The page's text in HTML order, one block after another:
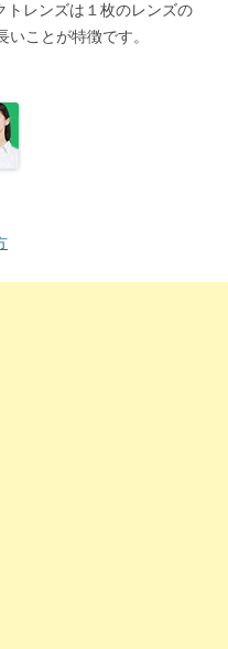
トレンズは１枚のレンズの
ことが特徴です。